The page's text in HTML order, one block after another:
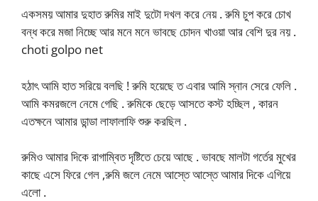
একসময় আমার দুহাত রুমির মাই দুটো দখল করে নেয় . রুমি চুপ করে চোখ
বন্ধ করে মজা নিচ্ছে আর মনে মনে ভাবছে চোদন খাওয়া আর বেশি দুর নয় .
choti golpo net
হঠাৎ আমি হাত সরিয়ে বলছি ! রুমি হয়েছে ত এবার আমি স্নান সেরে ফেলি .
আমি কমরজলে নেমে গেছি . রুমিকে ছেড়ে আসতে কস্ট হচ্ছিল , কারন
এতক্ষনে আমার ডান্ডা লাফালাফি শুরু করছিল .
রুমিও আমার দিকে রাগাম্বিত দৃষ্টিতে চেয়ে আছে . ভাবছে মালটা গর্তের মুখের
কাছে এসে ফিরে গেল ,রুমি জলে নেমে আস্তে আস্তে আমার দিকে এগিয়ে
এলো .